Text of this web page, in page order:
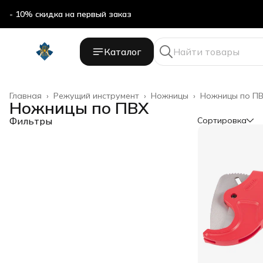
- 10% скидка на первый заказ
- 10% скидка на первый заказ
Каталог
Ножницы по
Ножницы ›
Режущий инструмент ›
Главная ›
Ножницы по ПВХ
Фильтры Сортировка